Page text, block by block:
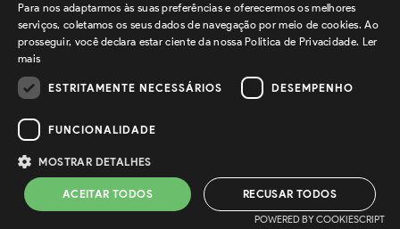
Governança Corporativa
Visão Geral
Estatuto Social
estamos no LinkedIn
Powered by MZ
PORTUGUESE
Para nos adaptarmos às suas preferências e oferecermos os melhores
serviços, coletamos os seus dados de navegação por meio de cookies. Ao
prosseguir, você declara estar ciente da nossa Política de Privacidade. Ler
mais
ESTRITAMENTE NECESSÁRIOS DESEMPENHO
FUNCIONALIDADE
MOSTRAR DETALHES
ACEITAR TODOS RECUSAR TODOS
POWERED BY COOKIESCRIPT